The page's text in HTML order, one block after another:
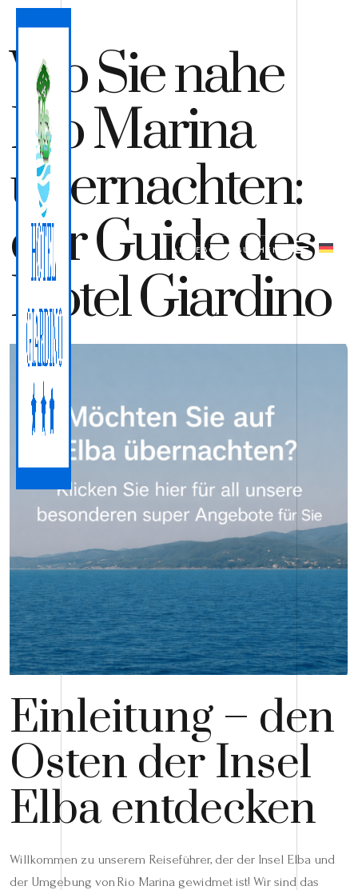
BUCHEN
ANGEBOT
Wo Sie nahe
Rio Marina
übernachten:
der Guide des
Hotel Giardino
Einleitung – den
Osten der Insel
Elba entdecken
Willkommen zu unserem Reiseführer, der der Insel Elba und
der Umgebung von Rio Marina gewidmet ist! Wir sind das